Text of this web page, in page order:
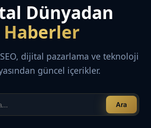
Dünyadan
Haberler
dijital pazarlama ve teknoloji
güncel içerikler.
Ara